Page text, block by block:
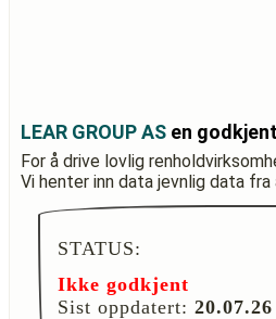
LEAR GROUP AS en
For å drive lovlig
Vi henter inn data jevnlig data
STATUS:
Ikke godkjent
Sist oppdatert: 20.07.26